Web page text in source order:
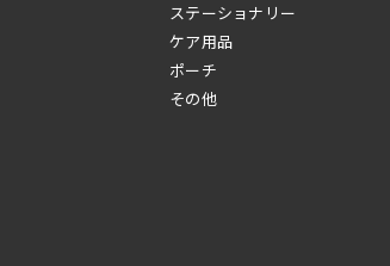
ステーショナリー
ケア用品
ポーチ
その他